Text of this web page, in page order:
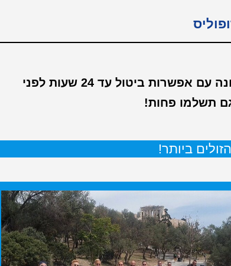
כאן תוכלו למצוא כרטיסים לאטרקציות הכי שוות באתונה עם אפשרות ביטול עד 24 שעות לפני
תשלמו פחות!
ביותר!